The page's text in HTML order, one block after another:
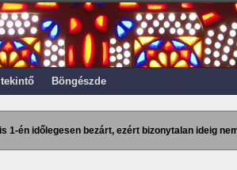
Böngészde
1-én időlegesen bezárt, ezért bizonytalan ideig